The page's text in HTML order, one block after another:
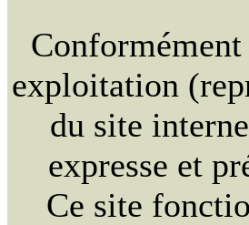
exploitation
du site
expresse et
Ce site